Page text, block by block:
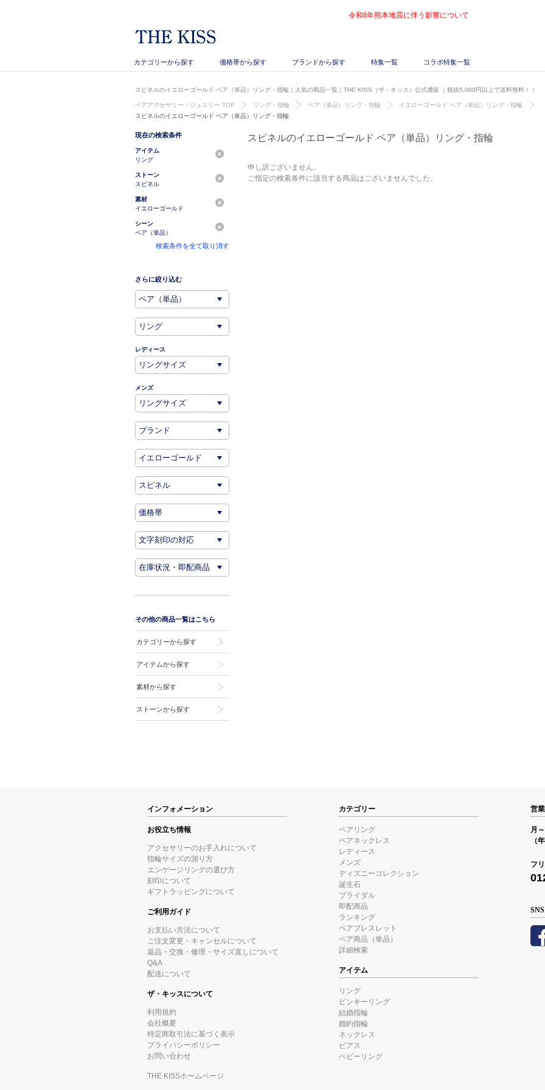
令和8年熊本地震に伴う影響について
カテゴリーから探す 価格帯から探す ブランドから探す 特集一覧 コラボ特集一覧
スピネルのイエローゴールド ペア（単品）リング・指輪｜人気の商品一覧｜THE KISS（ザ・キッス）公式通販 ｜税抜5,000円以上で送料無料！！
ペアアクセサリー・ジュエリー TOP リング・指輪 ペア（単品）リング・指輪
イエローゴールド ペア（単品）リング・指輪
スピネルのイエローゴールド ペア（単品）リング・指輪
スピネルのイエローゴールド ペア（単品）リング・指輪
申し訳ございません。
ご指定の検索条件に該当する商品はございませんでした。
現在の検索条件
アイテム
リング
ストーン
スピネル
素材
イエローゴールド
シーン
ペア（単品）
検索条件を全て取り消す
さらに絞り込む
レディース
メンズ
その他の商品一覧はこちら
カテゴリーから探す
アイテムから探す
素材から探す
ストーンから探す
インフォメーション
お役立ち情報
アクセサリーのお手入れについて
指輪サイズの測り方
エンゲージリングの選び方
刻印について
ギフトラッピングについて
ご利用ガイド
お支払い方法について
ご注文変更・キャンセルについて
返品・交換・修理・サイズ直しについて
Q&A
配送について
ザ・キッスについて
利用規約
会社概要
特定商取引法に基づく表示
プライバシーポリシー
お問い合わせ
THE KISSホームページ
カテゴリー
ペアリング
ペアネックレス
レディース
メンズ
ディズニーコレクション
誕生石
ブライダル
即配商品
ランキング
ペアブレスレット
ペア商品（単品）
詳細検索
アイテム
リング
ピンキーリング
結婚指輪
婚約指輪
ネックレス
ピアス
ベビーリング
営
月
（
フ
SNS